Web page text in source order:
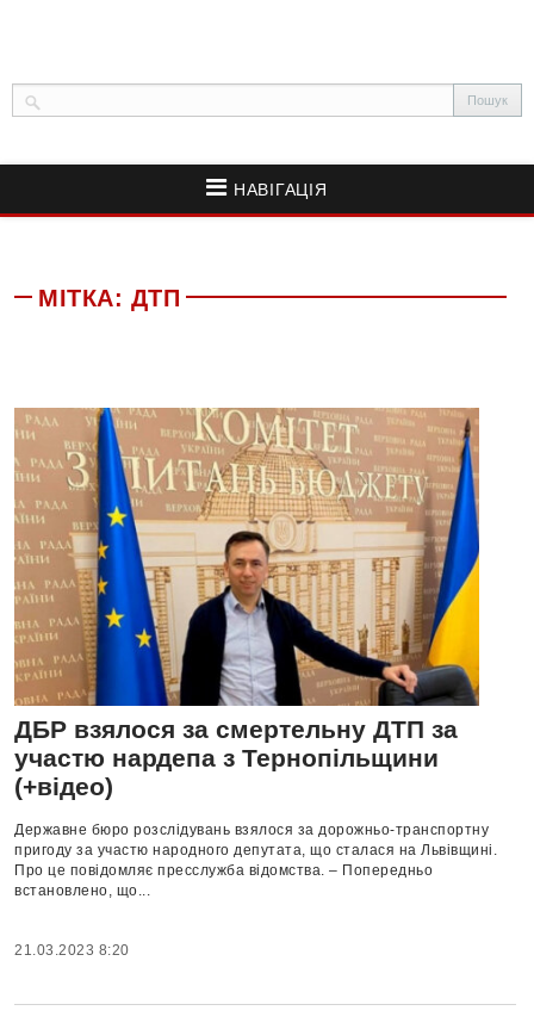
НАВІГАЦІЯ
МІТКА: ДТП
ДБР взялося за смертельну ДТП за
участю нардепа з Тернопільщини
(+відео)
Державне бюро розслідувань взялося за дорожньо-транспортну
пригоду за участю народного депутата, що сталася на Львівщині.
Про це повідомляє пресслужба відомства. – Попередньо
встановлено, що...
21.03.2023 8:20